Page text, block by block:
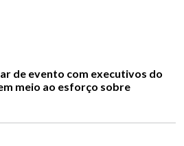
de evento com executivos do
meio ao esforço sobre